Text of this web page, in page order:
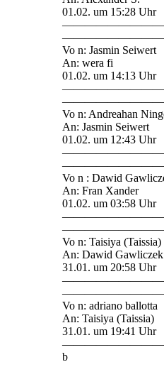
01.02. um 15:28 Uhr
Vo n: Jasmin Seiwert
An: wera fi
01.02. um 14:13 Uhr
Vo n: Andreahan
An: Jasmin Seiwert
01.02. um 12:43 Uhr
Vo n : Dawid
An: Fran Xander
01.02. um 03:58 Uhr
Vo n: Taisiya (Taissia)
An: Dawid Gawliczek
31.01. um 20:58 Uhr
Vo n: adriano ballotta
An: Taisiya (Taissia)
31.01. um 19:41 Uhr
b